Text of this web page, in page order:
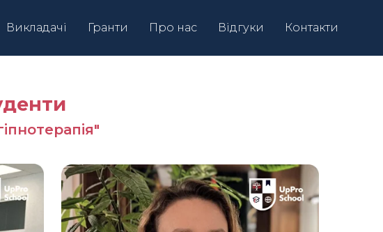
Викладачі Гранти Про нас Відгуки Контакти